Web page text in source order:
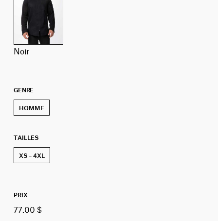
noir
GENRE
HOMME
TAILLES
XS – 4XL
PRIX
77.00 $